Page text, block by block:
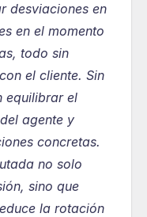
desviaciones en
en el momento
todo sin
el cliente. Sin
equilibrar el
agente y
concretas.
no solo
sino que
la rotación